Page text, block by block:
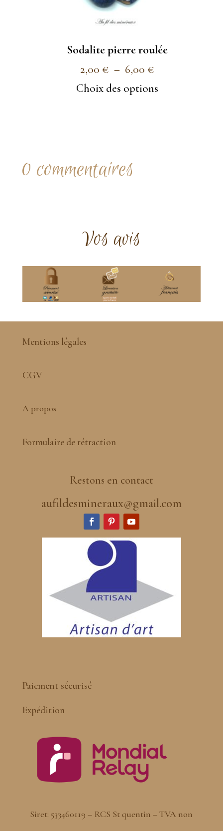
Sodalite pierre roulée
2,00 € – 6,00 €Plage
prix :
Choix des options
0 commentaires
Vos avis
Mentions légales
CGV
A propos
Formulaire de rétraction
Restons en contact
aufildesmineraux@gmail.com
Paiement sécurisé
Expédition
Siret: 533460119 – RCS St quentin – TVA non